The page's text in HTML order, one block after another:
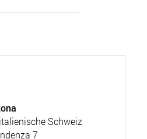
Schweiz
7